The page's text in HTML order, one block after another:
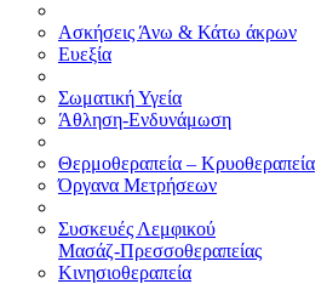
Ασκήσεις Άνω & Κάτω άκρων
Ευεξία
Σωματική Υγεία
Άθληση-Ενδυνάμωση
Θερμοθεραπεία – Κρυοθεραπεία
Όργανα Μετρήσεων
Συσκευές Λεμφικού
Μασάζ-Πρεσσοθεραπείας
Κινησιοθεραπεία